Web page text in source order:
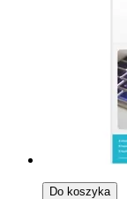
Do koszyka